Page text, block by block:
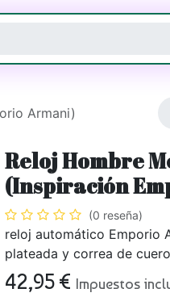
Armani)
Reloj Hombre
(Inspiración
(0 reseña)
reloj automático Emporio
plateada y correa de
42,95 € Impuestos